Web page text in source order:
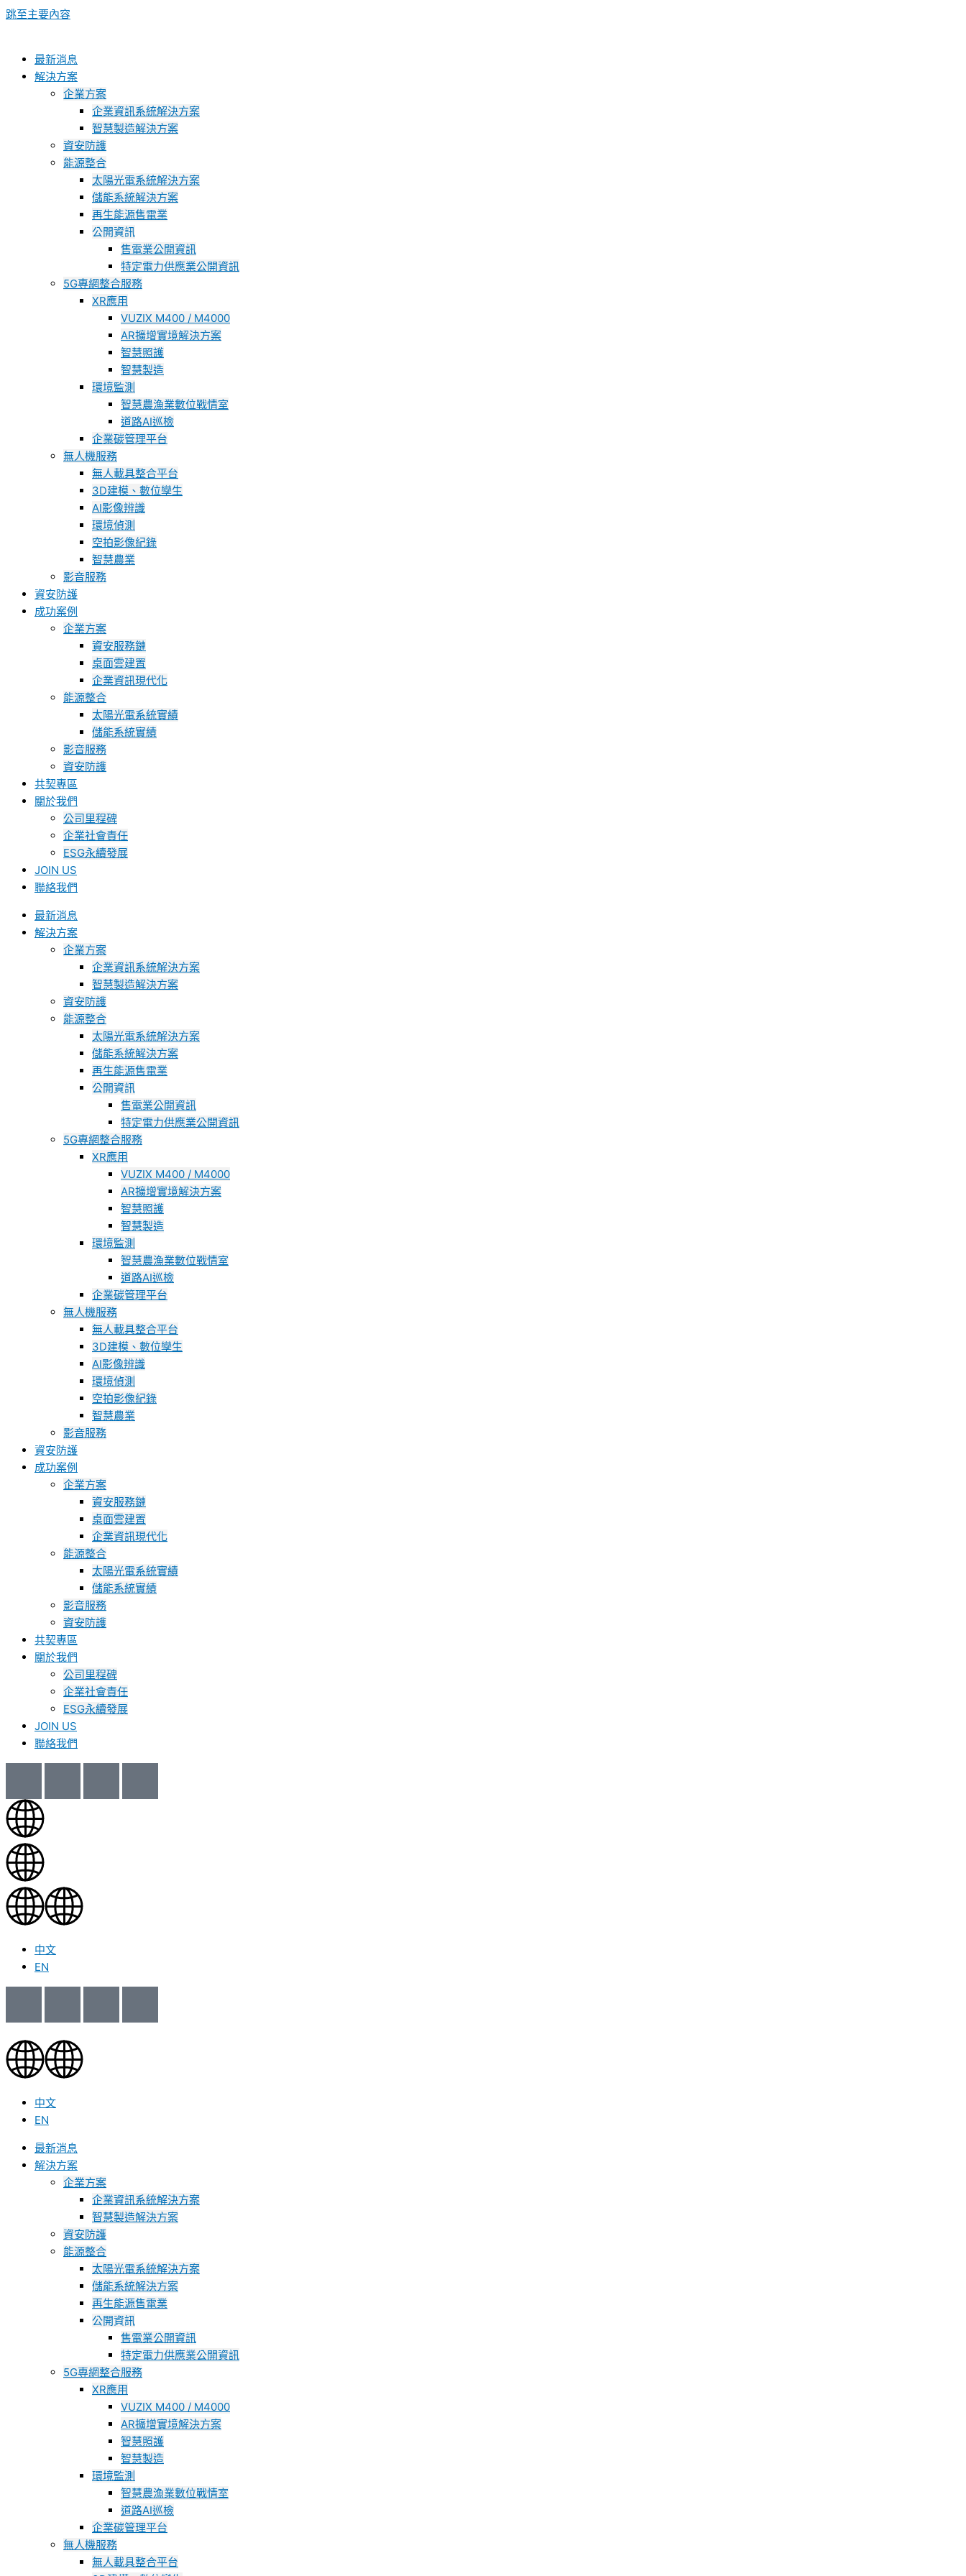
跳至主要內容
最新消息
解決方案
企業方案
企業資訊系統解決方案
智慧製造解決方案
資安防護
能源整合
太陽光電系統解決方案
儲能系統解決方案
再生能源售電業
公開資訊
售電業公開資訊
特定電力供應業公開資訊
5G專網整合服務
XR應用
VUZIX M400 / M4000
AR擴增實境解決方案
智慧照護
智慧製造
環境監測
智慧農漁業數位戰情室
道路AI巡檢
企業碳管理平台
無人機服務
無人載具整合平台
3D建模、數位孿生
AI影像辨識
環境偵測
空拍影像紀錄
智慧農業
影音服務
資安防護
成功案例
企業方案
資安服務鏈
桌面雲建置
企業資訊現代化
能源整合
太陽光電系統實績
儲能系統實績
影音服務
資安防護
共契專區
關於我們
公司里程碑
企業社會責任
ESG永續發展
JOIN US
聯絡我們
最新消息
解決方案
企業方案
企業資訊系統解決方案
智慧製造解決方案
資安防護
能源整合
太陽光電系統解決方案
儲能系統解決方案
再生能源售電業
公開資訊
售電業公開資訊
特定電力供應業公開資訊
5G專網整合服務
XR應用
VUZIX M400 / M4000
AR擴增實境解決方案
智慧照護
智慧製造
環境監測
智慧農漁業數位戰情室
道路AI巡檢
企業碳管理平台
無人機服務
無人載具整合平台
3D建模、數位孿生
AI影像辨識
環境偵測
空拍影像紀錄
智慧農業
影音服務
資安防護
成功案例
企業方案
資安服務鏈
桌面雲建置
企業資訊現代化
能源整合
太陽光電系統實績
儲能系統實績
影音服務
資安防護
共契專區
關於我們
公司里程碑
企業社會責任
ESG永續發展
JOIN US
聯絡我們
中文
EN
中文
EN
最新消息
解決方案
企業方案
企業資訊系統解決方案
智慧製造解決方案
資安防護
能源整合
太陽光電系統解決方案
儲能系統解決方案
再生能源售電業
公開資訊
售電業公開資訊
特定電力供應業公開資訊
5G專網整合服務
XR應用
VUZIX M400 / M4000
AR擴增實境解決方案
智慧照護
智慧製造
環境監測
智慧農漁業數位戰情室
道路AI巡檢
企業碳管理平台
無人機服務
無人載具整合平台